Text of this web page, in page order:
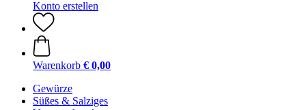
Konto erstellen
Warenkorb € 0,00
Gewürze
Süßes & Salziges